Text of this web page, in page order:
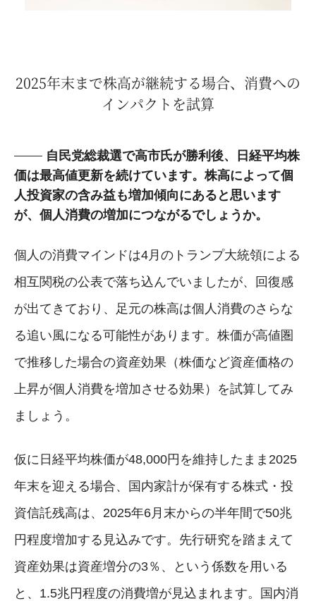
2025年末まで株高が継続する場合、消費への
インパクトを試算
自民党総裁選で高市氏が勝利後、日経平均株
価は最高値更新を続けています。株高によって個
人投資家の含み益も増加傾向にあると思います
が、個人消費の増加につながるでしょうか。
個人の消費マインドは4月のトランプ大統領による
相互関税の公表で落ち込んでいましたが、回復感
が出てきており、足元の株高は個人消費のさらな
る追い風になる可能性があります。株価が高値圏
で推移した場合の資産効果（株価など資産価格の
上昇が個人消費を増加させる効果）を試算してみ
ましょう。
仮に日経平均株価が48,000円を維持したまま2025
年末を迎える場合、国内家計が保有する株式・投
資信託残高は、2025年6月末からの半年間で50兆
円程度増加する見込みです。先行研究を踏まえて
資産効果は資産増分の3％、という係数を用いる
と、1.5兆円程度の消費増が見込まれます。国内消